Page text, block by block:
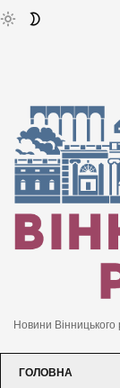
Новини Вінницького
ГОЛОВНА